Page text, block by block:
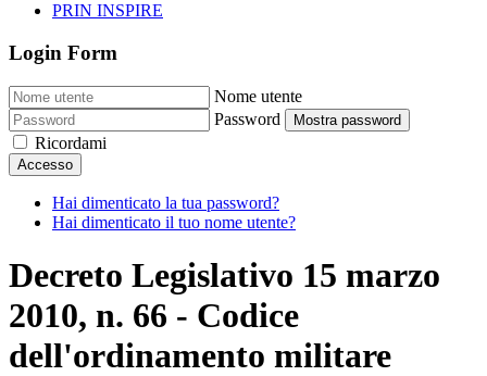
PRIN INSPIRE
Login Form
Nome utente
Password
Mostra password
Ricordami
Accesso
Hai dimenticato la tua password?
Hai dimenticato il tuo nome utente?
Decreto Legislativo 15 marzo
2010, n. 66 - Codice
dell'ordinamento militare